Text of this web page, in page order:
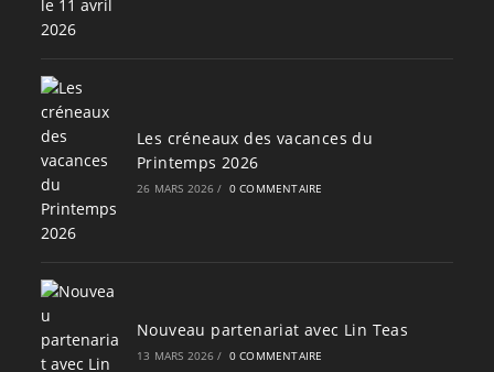
Les créneaux des vacances du
Printemps 2026
26 MARS 2026 / 0 COMMENTAIRE
Nouveau partenariat avec Lin Teas
13 MARS 2026 / 0 COMMENTAIRE